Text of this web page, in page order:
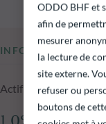
INFORMATIONS
Actif net du fonds au
ODDO BHF et
afin de
mesurer
la lecture de
site externe.
refuser ou
boutons de